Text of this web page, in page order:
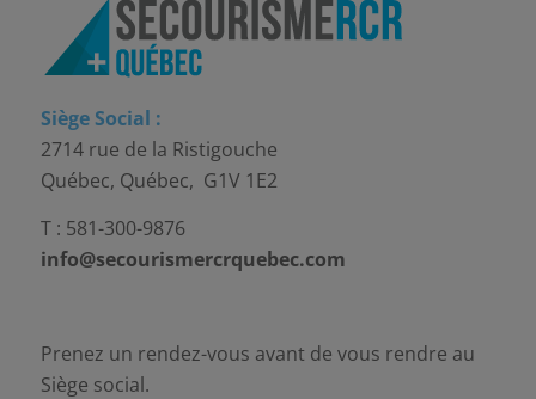
Siège Social :
2714 rue de la Ristigouche
Québec, Québec, G1V 1E2
T : 581-300-9876
info@secourismercrquebec.com
Prenez un rendez-vous avant de vous rendre au
Siège social.